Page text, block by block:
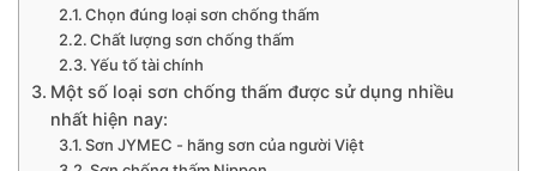
Chọn đúng loại sơn chống thấm
Chất lượng sơn chống thấm
Yếu tố tài chính
Một số loại sơn chống thấm được sử dụng nhiều
nhất hiện nay:
Sơn JYMEC - hãng sơn của người Việt